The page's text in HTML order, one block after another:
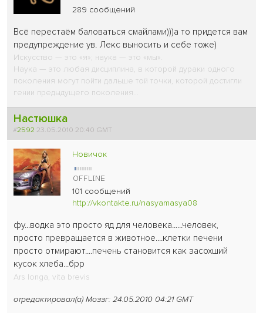
289 сообщений
Всё перестаём баловаться смайлами)))а то придется вам
предупреждение ув. Лекс выносить и себе тоже)
Искусство — это «я»; наука — это «мы».
Наука — это любая дисциплина, в которой дураки одного
поколения могут пойти дальше той точки, которой достигли
гении предыдущего поколения...
Настюшка
#2592 23.05.2010 20:40 GMT
Новичок
101 сообщений
http://vkontakte.ru/nasyamasya08
фу...водка это просто яд для человека......человек,
просто превращается в животное....клетки печени
просто отмирают....печень становится как засохший
кусок хлеба...брр
Ars longa, vita brevis
отредактировал(а) Моззг: 24.05.2010 04:21 GMT